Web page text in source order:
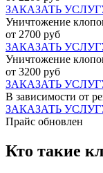
ЗАКАЗАТЬ
Уничтожение
от 2700 руб
ЗАКАЗАТЬ
Уничтожение
от 3200 руб
ЗАКАЗАТЬ
В зависимости от
ЗАКАЗАТЬ
Прайс обновлен
Кто такие